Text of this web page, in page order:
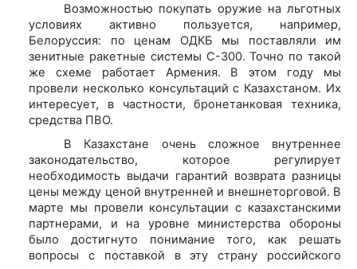
Возможностью покупать оружие на льготных
условиях активно пользуется, например,
Белоруссия: по ценам ОДКБ мы поставляли им
зенитные ракетные системы С-300. Точно по такой
же схеме работает Армения. В этом году мы
провели несколько консультаций с Казахстаном. Их
интересует, в частности, бронетанковая техника,
средства ПВО.
В Казахстане очень сложное внутреннее
законодательство, которое регулирует
необходимость выдачи гарантий возврата разницы
цены между ценой внутренней и внешнеторговой. В
марте мы провели консультации с казахстанскими
партнерами, и на уровне министерства обороны
было достигнуто понимание того, как решать
вопросы с поставкой в эту страну российского